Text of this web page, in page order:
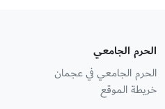
الحرم الجامعي
الحرم الجامعي في عجمان
خريطة الموقع